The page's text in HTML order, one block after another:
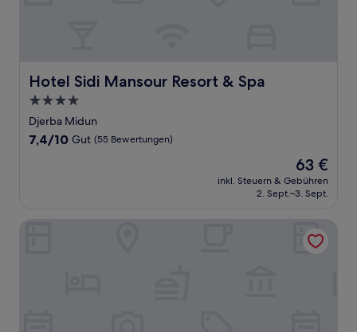
Hotel Sidi Mansour Resort & Spa
Hotel Sidi Mansour Resort & Spa
4.0-
Sterne-
Unterkunft
Djerba Midun
7.4
7,4/10 Gut (55 Bewertungen)
Der
Preis
beträgt
63 €
inkl. Steuern & Gebühren
2. Sept.–3. Sept.